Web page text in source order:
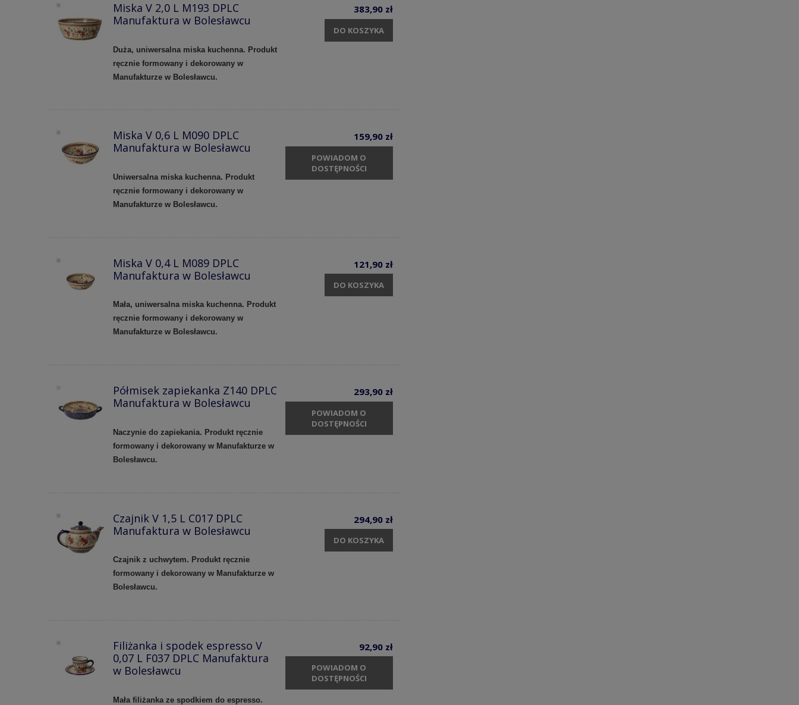
Miska V 2,0 L M193 DPLC
Manufaktura w Bolesławcu
Duża, uniwersalna miska kuchenna. Produkt
ręcznie formowany i dekorowany w
Manufakturze w Bolesławcu.
383,90 zł
DO KOSZYKA
Miska V 0,6 L M090 DPLC
Manufaktura w Bolesławcu
Uniwersalna miska kuchenna. Produkt
ręcznie formowany i dekorowany w
Manufakturze w Bolesławcu.
159,90 zł
POWIADOM O
DOSTĘPNOŚCI
Miska V 0,4 L M089 DPLC
Manufaktura w Bolesławcu
Mała, uniwersalna miska kuchenna. Produkt
ręcznie formowany i dekorowany w
Manufakturze w Bolesławcu.
121,90 zł
DO KOSZYKA
Półmisek zapiekanka Z140 DPLC
Manufaktura w Bolesławcu
Naczynie do zapiekania. Produkt ręcznie
formowany i dekorowany w Manufakturze w
Bolesławcu.
293,90 zł
POWIADOM O
DOSTĘPNOŚCI
Czajnik V 1,5 L C017 DPLC
Manufaktura w Bolesławcu
Czajnik z uchwytem. Produkt ręcznie
formowany i dekorowany w Manufakturze w
Bolesławcu.
294,90 zł
DO KOSZYKA
Filiżanka i spodek espresso V
0,07 L F037 DPLC Manufaktura
w Bolesławcu
Mała filiżanka ze spodkiem do espresso.
92,90 zł
POWIADOM O
DOSTĘPNOŚCI